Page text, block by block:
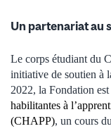
Un partenariat au
Le corps étudiant du
initiative de soutien à
2022, la Fondation
habilitantes à
(CHAPP), un cours